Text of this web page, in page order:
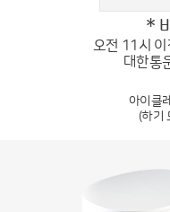
*
오전 11시 이
대한통
아이클
(하기